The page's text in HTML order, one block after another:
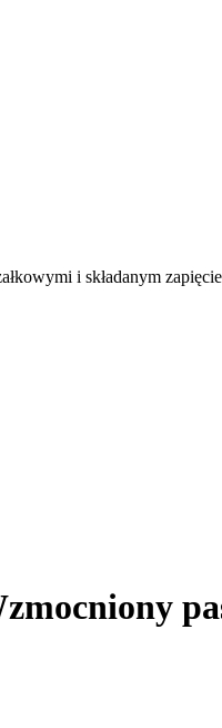
i składanym